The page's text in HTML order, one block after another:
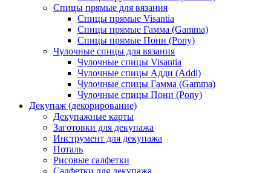
Спицы прямые для вязания
Спицы прямые Visantia
Спицы прямые Гамма (Gamma)
Спицы прямые Пони (Pony)
Чулочные спицы для вязания
Чулочные спицы Visantia
Чулочные спицы Адди (Addi)
Чулочные спицы Гамма (Gamma)
Чулочные спицы Пони (Pony)
Декупаж (декорирование)
Декупажные карты
Заготовки для декупажа
Инструмент для декупажа
Поталь
Рисовые салфетки
Салфетки для декупажа